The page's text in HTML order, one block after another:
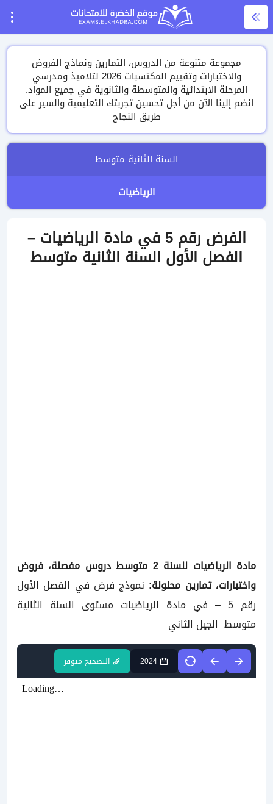
مجموعة متنوعة من الدروس، التمارين ونماذج الفروض
والاختبارات وتقييم المكتسبات 2026 لتلاميذ ومدرسي
المرحلة الابتدائية والمتوسطة والثانوية في جميع المواد.
انضم إلينا الآن من أجل تحسين تجربتك التعليمية والسير على
طريق النجاح
السنة الثانية متوسط
الرياضيات
الفرض رقم 5 في مادة الرياضيات –
الفصل الأول السنة الثانية متوسط
مادة الرياضيات للسنة 2 متوسط دروس مفصلة، فروض
واختبارات، تمارين محلولة: نموذج فرض في الفصل الأول
رقم 5 – في مادة الرياضيات مستوى
السنة الثانية
متوسط الجيل الثاني
2024 التصحيح متوفر